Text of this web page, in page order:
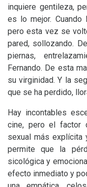
inquiere gentileza,
es lo mejor. Cuando
pero esta vez se
pared, sollozando.
piernas,
Fernando. De esta
su virginidad. Y la
que se ha perdido,
Hay incontables
cine, pero el factor
sexual más explícita
permite que la
sicológica y
efecto inmediato y